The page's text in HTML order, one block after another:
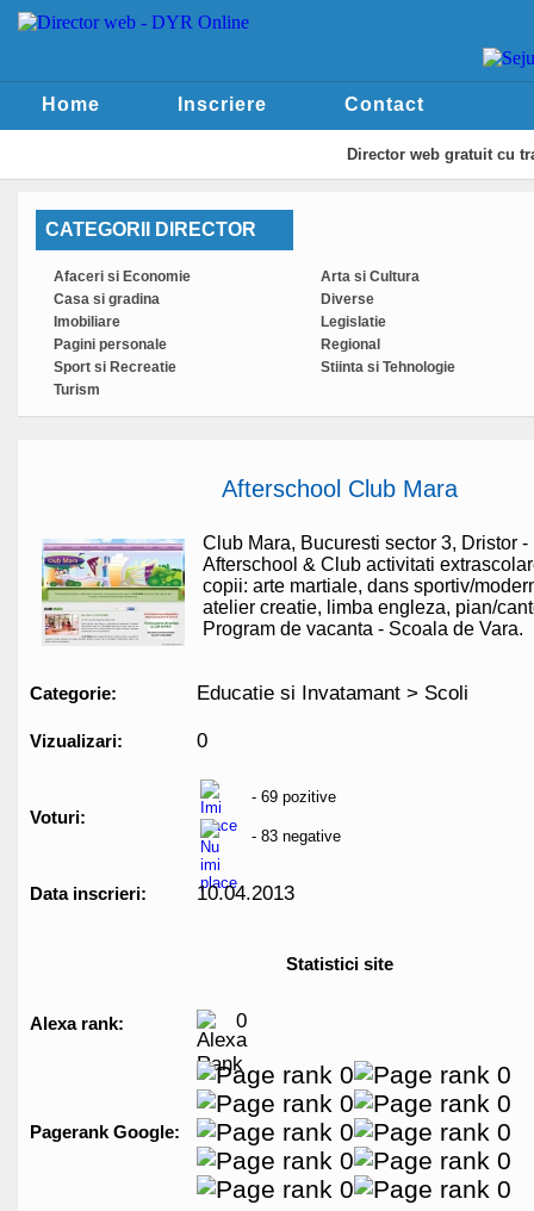
Home Inscriere Contact
Director webgratuit cu
CATEGORII DIRECTOR
Afaceri si Economie
Arta si Cultura
Casa si gradina
Diverse
Imobiliare
Legislatie
Pagini personale
Regional
Sport si Recreatie
Stiinta si Tehnologie
Turism
Afterschool Club Mara
Club Mara, Bucuresti sector 3, Dristor -
Afterschool & Club activitati
copii: arte martiale, dans sportiv/
atelier creatie, limba engleza, pian/
Program de vacanta - Scoala de Vara.
Categorie: Educatie si Invatamant > Scoli
Vizualizari: 0
Voturi:
- 69 pozitive
- 83 negative
Data inscrieri: 10.04.2013
Statistici site
Alexa rank: 0
Pagerank Google: